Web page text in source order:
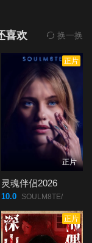
喜欢 换一换
正片
正片
灵魂伴侣2026
10.0 SOULM8TE/
正片